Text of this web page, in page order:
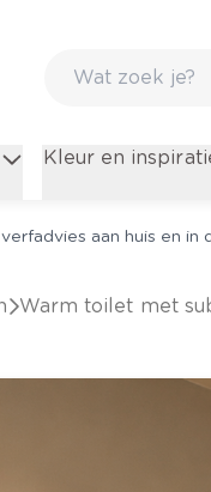
Kleur en
aan huis en in
Warm toilet met